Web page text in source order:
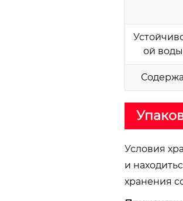
ой воды
Условия
и
хранения